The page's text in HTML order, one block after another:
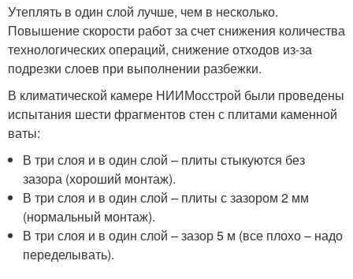
Утеплять в один слой лучше, чем в несколько.
Повышение скорости работ за счет снижения количества
технологических операций, снижение отходов из-за
подрезки слоев при выполнении разбежки.
В климатической камере НИИМосстрой были проведены
испытания шести фрагментов стен с плитами каменной
ваты:
В три слоя и в один слой – плиты стыкуются без
зазора (хороший монтаж).
В три слоя и в один слой – плиты с зазором 2 мм
(нормальный монтаж).
В три слоя и в один слой – зазор 5 м (все плохо – надо
переделывать).